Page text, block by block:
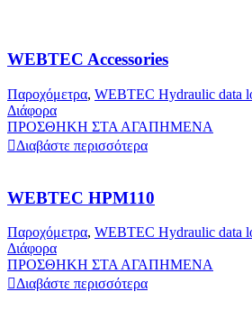
WEBTEC Accessories
Παροχόμετρα, WEBTEC Hydraulic data
Διάφορα
ΠΡΟΣΘΗΚΗ ΣΤΑ ΑΓΑΠΗΜΕΝΑ
Διαβάστε περισσότερα
WEBTEC HPM110
Παροχόμετρα, WEBTEC Hydraulic data
Διάφορα
ΠΡΟΣΘΗΚΗ ΣΤΑ ΑΓΑΠΗΜΕΝΑ
Διαβάστε περισσότερα